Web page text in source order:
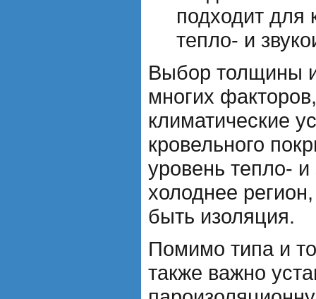
подходит для
тепло- и
Выбор толщины
многих
климатические
кровельного
уровень тепло-
холоднее
быть изоляция.
Помимо типа и
также важно